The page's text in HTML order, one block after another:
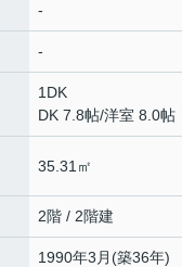
-
-
1DK
DK 7.8帖/洋室 8.0帖
35.31㎡
2階 / 2階建
1990年3月(築36年)